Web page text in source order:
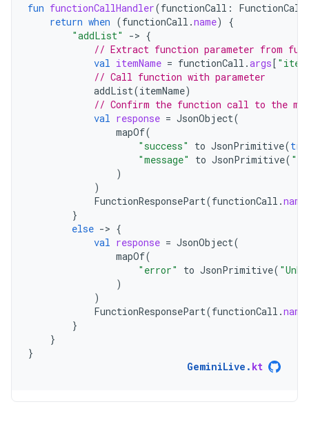
fun functionCallHandler(functionCall :
return when (functionCall .name)
{
"addList"
-> {
// Extract function parameter from
val itemName = functionCall .args[
// Call function with parameter
addList(itemName)
// Confirm the function call to the
val response = JsonObject(
mapOf(
"success"
to JsonPrimitive(
"message"
to JsonPrimitive(
)
)
FunctionResponsePart(functionCall .name
}
else -> {
val response = JsonObject(
mapOf(
"error"
to JsonPrimitive(
)
)
FunctionResponsePart(functionCall .name
}
}
}
GeminiLive . kt